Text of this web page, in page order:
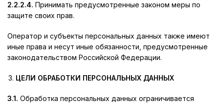
2.2.2.4. Принимать предусмотренные законом меры по
защите своих прав.
Оператор и субъекты персональных данных также имеют
иные права и несут иные обязанности, предусмотренные
законодательством Российской Федерации.
ЦЕЛИ ОБРАБОТКИ ПЕРСОНАЛЬНЫХ ДАННЫХ
3.1. Обработка персональных данных ограничивается